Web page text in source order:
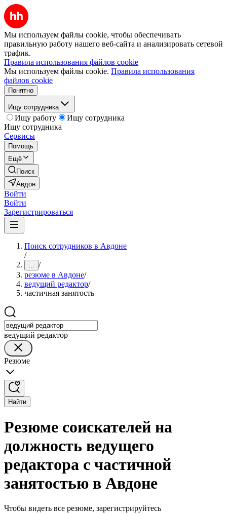
Мы используем файлы cookie, чтобы обеспечивать
правильную работу нашего веб-сайта и анализировать сетевой
трафик.
Правила использования файлов cookie
Мы используем файлы cookie. Правила использования
файлов cookie
Понятно
Ищу сотрудника
Ищу работу
Ищу сотрудника
Ищу сотрудника
Сервисы
Помощь
Ещё
Поиск
Авдон
Войти
Войти
Зарегистрироваться
Поиск сотрудников в Авдоне
/
... /
резюме в Авдоне/
ведущий редактор/
частичная занятость
ведущий редактор
Резюме
Найти
Резюме соискателей на
должность ведущего
редактора с частичной
занятостью в Авдоне
Чтобы видеть все резюме, зарегистрируйтесь